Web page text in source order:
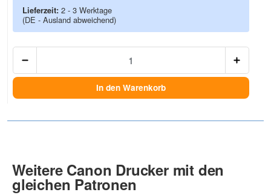
Lieferzeit: 2 - 3 Werktage
(DE - Ausland abweichend)
In den Warenkorb
Weitere Canon Drucker mit den
gleichen Patronen